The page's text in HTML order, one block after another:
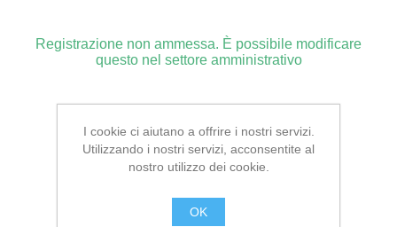
Registrazione non ammessa. È possibile modificare
questo nel settore amministrativo
I cookie ci aiutano a offrire i nostri servizi.
Utilizzando i nostri servizi, acconsentite al
nostro utilizzo dei cookie.
OK